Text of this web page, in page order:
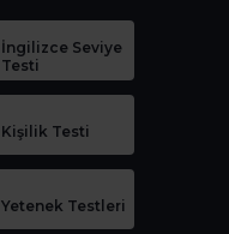
İngilizce Seviye
Testi
Kişilik Testi
Yetenek Testleri